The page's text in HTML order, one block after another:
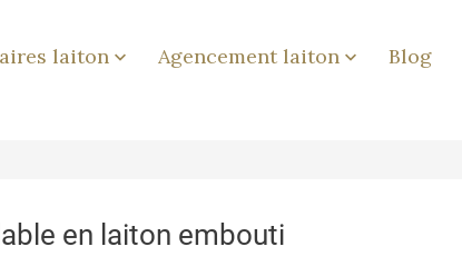
laiton  Agencement laiton  Blog
en laiton embouti